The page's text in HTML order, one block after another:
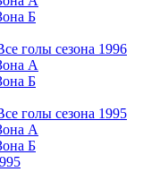
Б
голы сезона 1996
А
Б
голы сезона 1995
А
Б